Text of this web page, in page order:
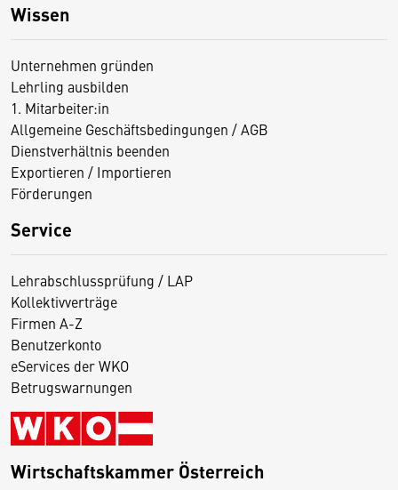
Wissen
Unternehmen gründen
Lehrling ausbilden
1. Mitarbeiter:in
Allgemeine Geschäftsbedingungen / AGB
Dienstverhältnis beenden
Exportieren / Importieren
Förderungen
Service
Lehrabschlussprüfung / LAP
Kollektivverträge
Firmen A-Z
Benutzerkonto
eServices der WKO
Betrugswarnungen
Wirtschaftskammer Österreich